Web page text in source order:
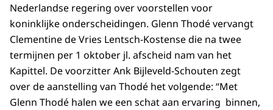
Nederlandse regering over voorstellen voor
koninklijke onderscheidingen. Glenn Thodé vervangt
Clementine de Vries Lentsch-Kostense die na twee
termijnen per 1 oktober jl. afscheid nam van het
Kapittel. De voorzitter Ank Bijleveld-Schouten zegt
over de aanstelling van Thodé het volgende: “Met
Glenn Thodé halen we een schat aan ervaring binnen,